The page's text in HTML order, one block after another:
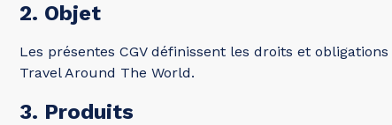
2. Objet
Les présentes CGV définissent les droits et
Travel Around The World.
3. Produits